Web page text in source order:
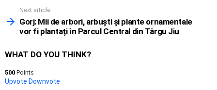
Next article
Gorj: Mii de arbori, arbuști și plante ornamentale
vor fi plantați în Parcul Central din Târgu Jiu
WHAT DO YOU THINK?
500 Points
Upvote Downvote